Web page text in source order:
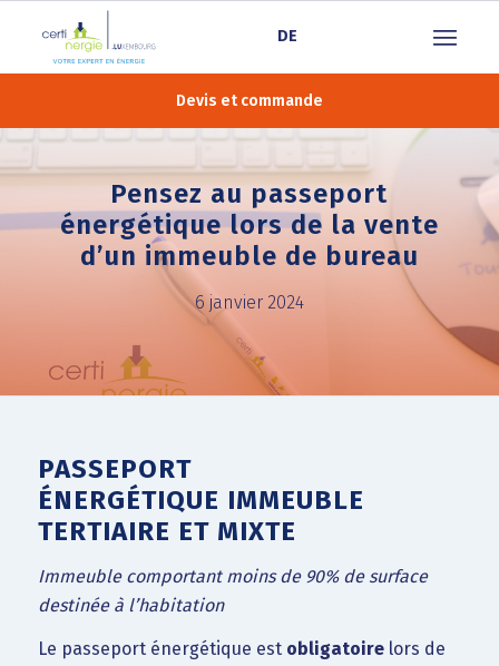
DE
Devis et commande
Pensez au passeport
énergétique lors de la vente
d’un immeuble de bureau
6 janvier 2024
PASSEPORT
ÉNERGÉTIQUE IMMEUBLE
TERTIAIRE ET MIXTE
Immeuble comportant moins de 90% de surface
destinée à l’habitation
Le passeport énergétique est obligatoirelors de